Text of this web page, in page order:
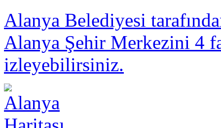
Alanya Belediyesi
Alanya Şehir Merkezini 4
izleyebilirsiniz.